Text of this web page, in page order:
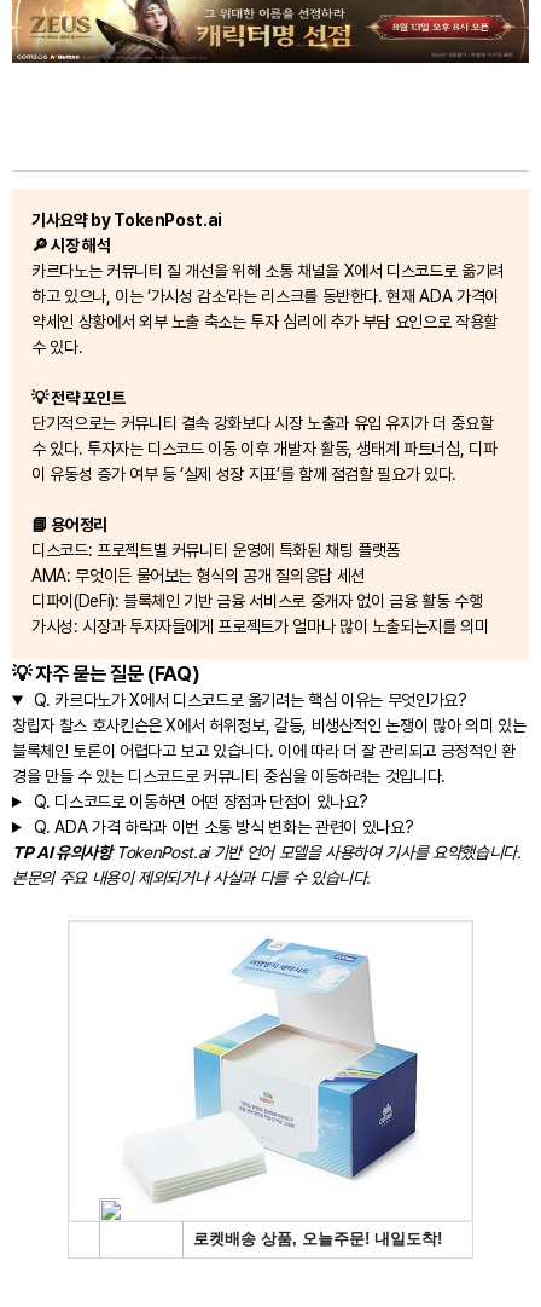
기사요약 by TokenPost.ai
🔎 시장 해석
카르다노는 커뮤니티 질 개선을 위해 소통 채널을 X에서 디스코드로 옮기려
하고 있으나, 이는 ‘가시성 감소’라는 리스크를 동반한다. 현재 ADA 가격이
약세인 상황에서 외부 노출 축소는 투자 심리에 추가 부담 요인으로 작용할
수 있다.
💡 전략 포인트
단기적으로는 커뮤니티 결속 강화보다 시장 노출과 유입 유지가 더 중요할
수 있다. 투자자는 디스코드 이동 이후 개발자 활동, 생태계 파트너십, 디파
이 유동성 증가 여부 등 ‘실제 성장 지표’를 함께 점검할 필요가 있다.
📘 용어정리
디스코드: 프로젝트별 커뮤니티 운영에 특화된 채팅 플랫폼
AMA: 무엇이든 물어보는 형식의 공개 질의응답 세션
디파이(DeFi): 블록체인 기반 금융 서비스로 중개자 없이 금융 활동 수행
가시성: 시장과 투자자들에게 프로젝트가 얼마나 많이 노출되는지를 의미
💡 자주 묻는 질문 (FAQ)
Q. 카르다노가 X에서 디스코드로 옮기려는 핵심 이유는 무엇인가요?
창립자 찰스 호사킨슨은 X에서 허위정보, 갈등, 비생산적인 논쟁이 많아 의미 있는
블록체인 토론이 어렵다고 보고 있습니다. 이에 따라 더 잘 관리되고 긍정적인 환
경을 만들 수 있는 디스코드로 커뮤니티 중심을 이동하려는 것입니다.
Q. 디스코드로 이동하면 어떤 장점과 단점이 있나요?
Q. ADA 가격 하락과 이번 소통 방식 변화는 관련이 있나요?
TP AI 유의사항TokenPost.ai 기반 언어 모델을 사용하여 기사를 요약했습니다.
본문의 주요 내용이 제외되거나 사실과 다를 수 있습니다.